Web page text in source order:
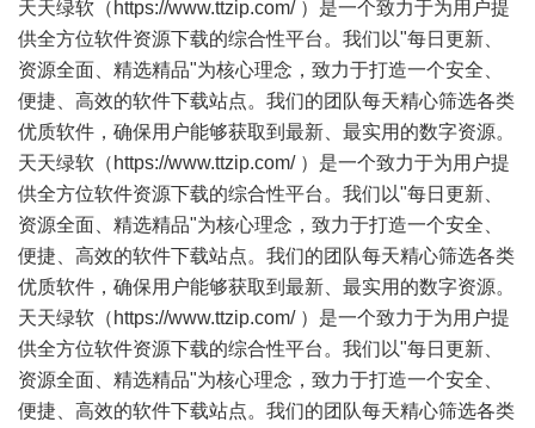
天天绿软（https://www.ttzip.com/ ）是一个致力于为用户提
供全方位软件资源下载的综合性平台。我们以"每日更新、
资源全面、精选精品"为核心理念，致力于打造一个安全、
便捷、高效的软件下载站点。我们的团队每天精心筛选各类
优质软件，确保用户能够获取到最新、最实用的数字资源。
天天绿软（https://www.ttzip.com/ ）是一个致力于为用户提
供全方位软件资源下载的综合性平台。我们以"每日更新、
资源全面、精选精品"为核心理念，致力于打造一个安全、
便捷、高效的软件下载站点。我们的团队每天精心筛选各类
优质软件，确保用户能够获取到最新、最实用的数字资源。
天天绿软（https://www.ttzip.com/ ）是一个致力于为用户提
供全方位软件资源下载的综合性平台。我们以"每日更新、
资源全面、精选精品"为核心理念，致力于打造一个安全、
便捷、高效的软件下载站点。我们的团队每天精心筛选各类